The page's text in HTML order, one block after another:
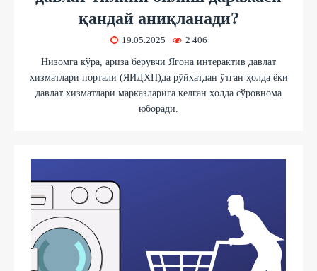
қандай аниқланади?
19.05.2025 2 406
Низомга кўра, ариза берувчи Ягона интерактив давлат
хизматлари портали (ЯИДХП)да рўйхатдан ўтган ҳолда ёки
давлат хизматлари марказларига келган ҳолда сўровнома
юборади.